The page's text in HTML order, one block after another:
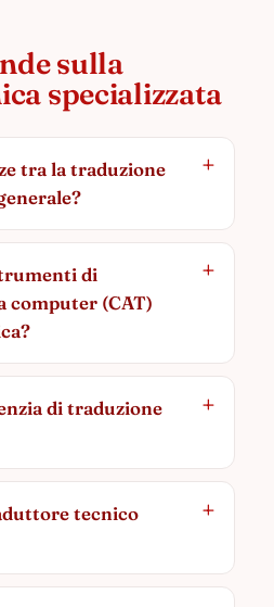
sulla
specializzata
tra la traduzione
di
computer (CAT)
di traduzione
tecnico